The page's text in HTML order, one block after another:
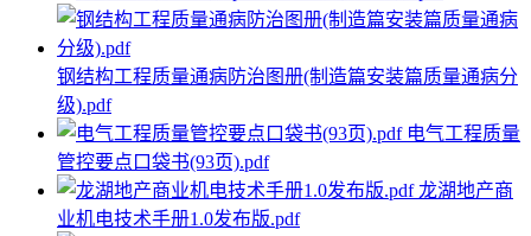
钢结构工程质量通病防治图册(制造篇安装篇质量通病分
级).pdf
电气工程质量
管控要点口袋书(93页).pdf
龙湖地产商
业机电技术手册1.0发布版.pdf